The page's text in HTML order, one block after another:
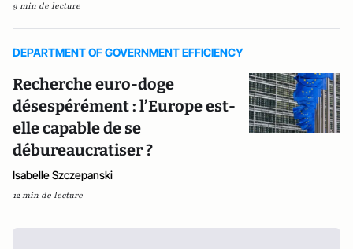
9 min de lecture
DEPARTMENT OF GOVERNMENT EFFICIENCY
Recherche euro-doge
désespérément : l’Europe est-
elle capable de se
débureaucratiser ?
Isabelle Szczepanski
12 min de lecture